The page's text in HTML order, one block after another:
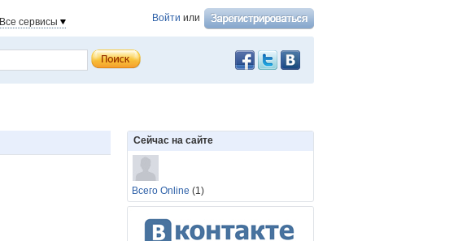
Войти или
Все сервисы
Сейчас на сайте
Всего Online (1)